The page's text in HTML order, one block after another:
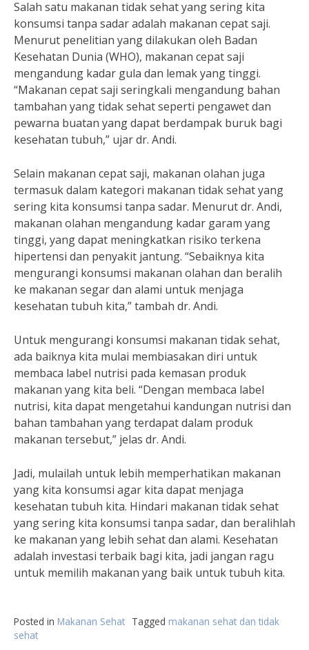
Salah satu makanan tidak sehat yang sering kita
konsumsi tanpa sadar adalah makanan cepat saji.
Menurut penelitian yang dilakukan oleh Badan
Kesehatan Dunia (WHO), makanan cepat saji
mengandung kadar gula dan lemak yang tinggi.
“Makanan cepat saji seringkali mengandung bahan
tambahan yang tidak sehat seperti pengawet dan
pewarna buatan yang dapat berdampak buruk bagi
kesehatan tubuh,” ujar dr. Andi.
Selain makanan cepat saji, makanan olahan juga
termasuk dalam kategori makanan tidak sehat yang
sering kita konsumsi tanpa sadar. Menurut dr. Andi,
makanan olahan mengandung kadar garam yang
tinggi, yang dapat meningkatkan risiko terkena
hipertensi dan penyakit jantung. “Sebaiknya kita
mengurangi konsumsi makanan olahan dan beralih
ke makanan segar dan alami untuk menjaga
kesehatan tubuh kita,” tambah dr. Andi.
Untuk mengurangi konsumsi makanan tidak sehat,
ada baiknya kita mulai membiasakan diri untuk
membaca label nutrisi pada kemasan produk
makanan yang kita beli. “Dengan membaca label
nutrisi, kita dapat mengetahui kandungan nutrisi dan
bahan tambahan yang terdapat dalam produk
makanan tersebut,” jelas dr. Andi.
Jadi, mulailah untuk lebih memperhatikan makanan
yang kita konsumsi agar kita dapat menjaga
kesehatan tubuh kita. Hindari makanan tidak sehat
yang sering kita konsumsi tanpa sadar, dan beralihlah
ke makanan yang lebih sehat dan alami. Kesehatan
adalah investasi terbaik bagi kita, jadi jangan ragu
untuk memilih makanan yang baik untuk tubuh kita.
Posted in Makanan Sehat Tagged makanan sehat dan tidak
sehat